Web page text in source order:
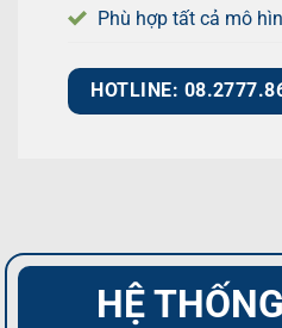
Phù hợp tất cả mô
HOTLINE:
HỆ